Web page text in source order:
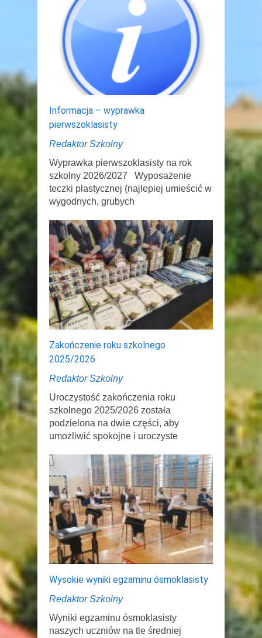
Informacja – wyprawka
pierwszoklasisty
Redaktor Szkolny
Wyprawka pierwszoklasisty na rok
szkolny 2026/2027 Wyposażenie
teczki plastycznej (najlepiej umieścić w
wygodnych, grubych
Zakończenie roku szkolnego
2025/2026
Redaktor Szkolny
Uroczystość zakończenia roku
szkolnego 2025/2026 została
podzielona na dwie części, aby
umożliwić spokojne i uroczyste
Wysokie wyniki egzaminu ósmoklasisty
Redaktor Szkolny
Wyniki egzaminu ósmoklasisty
naszych uczniów na tle średniej